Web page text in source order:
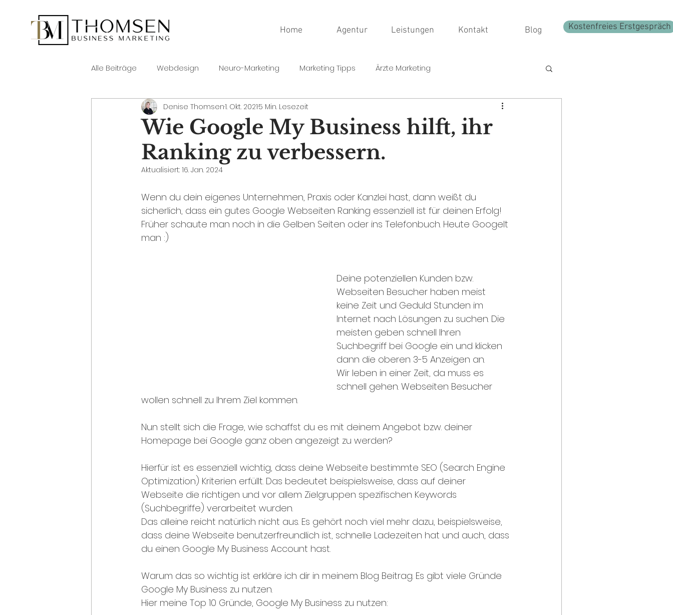
Home Agentur Leistungen Kontakt Blog Kostenfreies Erstgespräch
Alle Beiträge Webdesign Neuro-Marketing Marketing Tipps Ärzte Marketing
Wie Google My Business hilft, ihr
Ranking zu verbessern.
Denise Thomsen1. Okt. 20215 Min. Lesezeit
Aktualisiert: 16. Jan. 2024
Wenn du dein eigenes Unternehmen, Praxis oder Kanzlei hast, dann weißt du
sicherlich, dass ein gutes Google Webseiten Ranking essenziell ist für deinen Erfolg!
Früher schaute man noch in die Gelben Seiten oder ins Telefonbuch. Heute Googelt
man :)
Deine potenziellen Kunden bzw.
Webseiten Besucher haben meist
keine Zeit und Geduld Stunden im
Internet nach Lösungen zu suchen. Die
meisten geben schnell Ihren
Suchbegriff bei Google ein und klicken
dann die oberen 3-5 Anzeigen an.
Wir leben in einer Zeit, da muss es
schnell gehen. Webseiten Besucher
wollen schnell zu Ihrem Ziel kommen.
Nun stellt sich die Frage, wie schaffst du es mit deinem Angebot bzw. deiner
Homepage bei Google ganz oben angezeigt zu werden?
Hierfür ist es essenziell wichtig, dass deine Webseite bestimmte SEO (Search Engine
Optimization) Kriterien erfüllt. Das bedeutet beispielsweise, dass auf deiner
Webseite die richtigen und vor allem Zielgruppen spezifischen Keywords
(Suchbegriffe) verarbeitet wurden.
Das alleine reicht natürlich nicht aus. Es gehört noch viel mehr dazu, beispielsweise,
dass deine Webseite benutzerfreundlich ist, schnelle Ladezeiten hat und auch, dass
du einen Google My Business Account hast.
Warum das so wichtig ist erkläre ich dir in meinem Blog Beitrag. Es gibt viele Gründe
Google My Business zu nutzen.
Hier meine Top 10 Gründe, Google My Business zu nutzen: